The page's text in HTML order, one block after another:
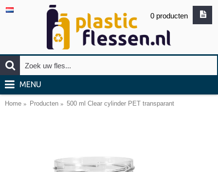
0 producten
MENU
Home Producten 500 ml Clear cylinder PET transparant